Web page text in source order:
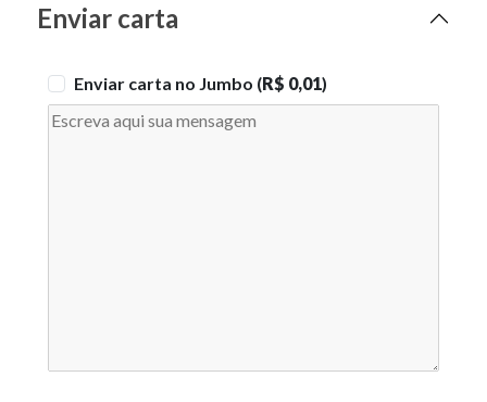
Enviar carta
Enviar carta no Jumbo (R$ 0,01)